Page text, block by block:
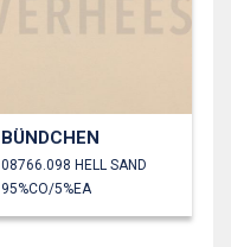
BÜNDCHEN
08766.098 HELL SAND
95%CO/5%EA